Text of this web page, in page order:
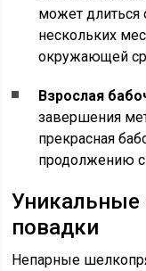
может длиться
нескольких
окружающей
Взрослая
завершения
прекрасная
продолжению
Уникальные
повадки
Непарные